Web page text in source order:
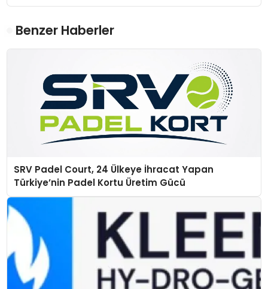
Benzer Haberler
SRV Padel Court, 24 Ülkeye İhracat Yapan
Türkiye’nin Padel Kortu Üretim Gücü